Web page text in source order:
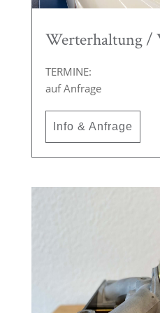
Werterhaltung /
TERMINE:
auf Anfrage
Info & Anfrage